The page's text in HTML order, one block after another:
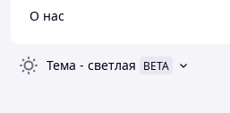
О нас
Тема - светлая BETA